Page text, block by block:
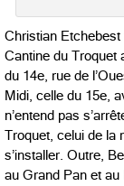
Christian
Cantine du Troquet
du 14e, rue de
Midi, celle du 15e,
n’entend pas
Troquet, celui de la
s’installer. Outre,
au Grand Pan et